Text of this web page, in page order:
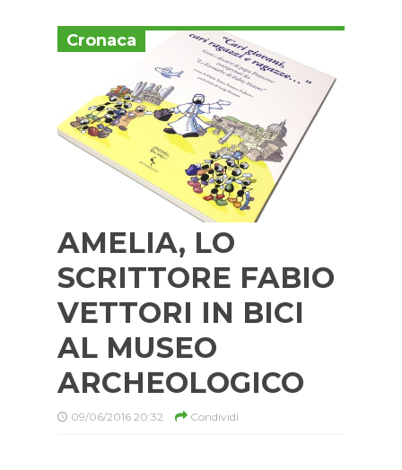
Cronaca
AMELIA, LO
SCRITTORE FABIO
VETTORI IN BICI
AL MUSEO
ARCHEOLOGICO
09/06/2016 20:32 Condividi